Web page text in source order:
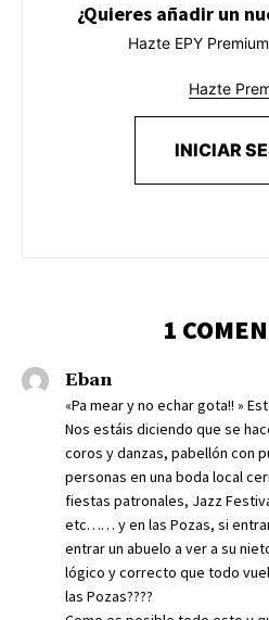
¿Quieres añadir un
Hazte EPY
Hazte
INICIAR
1
Eban
«Pa mear y no echar gota!! »
Nos estáis diciendo que se
coros y danzas, pabellón con
personas en una boda local
fiestas patronales, Jazz
etc…… y en las Pozas, si
entrar un abuelo a ver a su
lógico y correcto que todo
las Pozas????